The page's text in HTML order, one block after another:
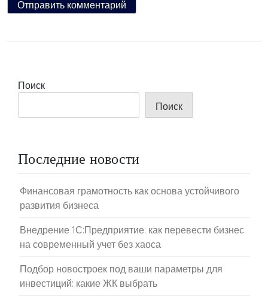
Поиск
Поиск
Последние новости
Финансовая грамотность как основа устойчивого
развития бизнеса
Внедрение 1С:Предприятие: как перевести бизнес
на современный учет без хаоса
Подбор новостроек под ваши параметры для
инвестиций: какие ЖК выбрать